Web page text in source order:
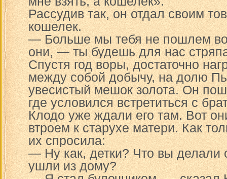
Рассудив так, он отдал своим
кошелек.
— Больше мы тебя не пошлем
они, — ты будешь для нас
Спустя год воры, достаточно
между собой добычу, на долю
увесистый мешок золота. Он
где условился встретиться с
Клодо уже ждали его там. Вот
втроем к старухе матери. Как
их спросила:
— Ну как, детки? Что вы делали
ушли из дому?